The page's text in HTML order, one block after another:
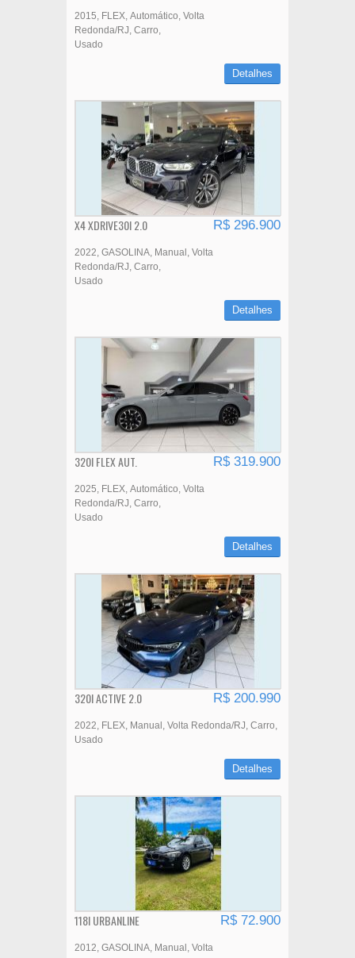
2015 FLEX Automático Volta
Redonda/RJ Carro
Usado
Detalhes
X4 XDRIVE30I 2.0 R$ 296.900
2022 GASOLINA Manual
Volta
Redonda/RJ Carro
Usado
Detalhes
320I FLEX AUT. R$ 319.900
2025 FLEX Automático Volta
Redonda/RJ Carro
Usado
Detalhes
320I ACTIVE 2.0 R$ 200.990
2022 FLEX Manual Volta Redonda/RJ Carro
Usado
Detalhes
118I URBANLINE R$ 72.900
2012 GASOLINA Manual
Volta